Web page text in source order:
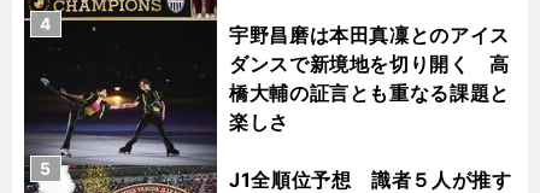
宇野昌磨は本田真凜とのアイス
ダンスで新境地を切り開く 高
橋大輔の証言とも重なる課題と
楽しさ
4
J1全順位予想 識者５人が推す
5